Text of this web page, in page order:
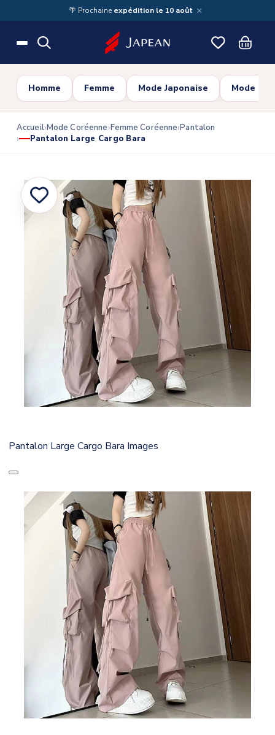
Skip to main content🌴 Prochaine expédition le 10 août ×
Homme Femme Mode Japonaise Mode
Accueil Mode Coréenne Femme Coréenne Pantalon
Pantalon Large Cargo Bara
Pantalon Large Cargo Bara Images